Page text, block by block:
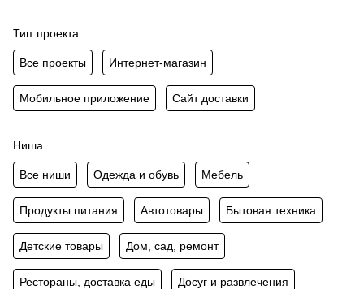
Тип проекта
Все проекты Интернет-магазин
Мобильное приложение Сайт доставки
Ниша
Все ниши Одежда и обувь Мебель
Продукты питания Автотовары Бытовая техника
Детские товары Дом, сад, ремонт
Рестораны, доставка еды Досуг и развлечения